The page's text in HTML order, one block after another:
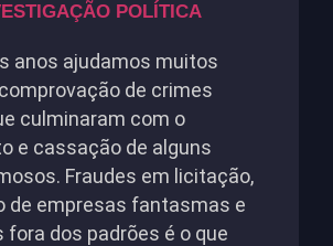
POLÍTICA
anos ajudamos muitos
de crimes
culminaram com o
e cassação de alguns
Fraudes em licitação,
de empresas fantasmas e
dos padrões é o que